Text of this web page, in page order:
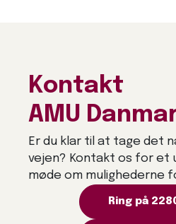
Kontakt
AMU
Er du klar til at tage det
vejen? Kontakt os for et
møde om mulighederne
Ring på